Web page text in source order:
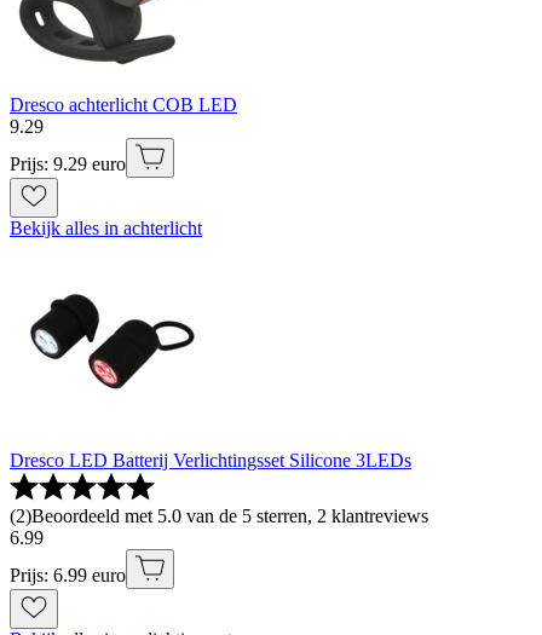
Dresco achterlicht COB LED
9.29
Prijs: 9.29 euro
Bekijk alles in achterlicht
Dresco LED Batterij Verlichtingsset Silicone 3LEDs
(2)Beoordeeld met 5.0 van de 5 sterren, 2 klantreviews
6.99
Prijs: 6.99 euro